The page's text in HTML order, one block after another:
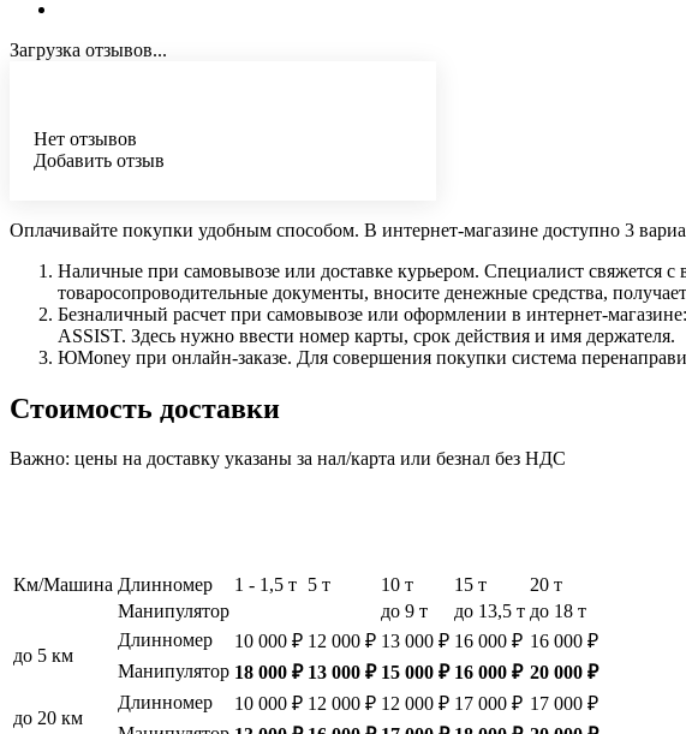
Загрузка отзывов...
Нет отзывов
Добавить отзыв
Оплачивайте покупки удобным способом. В интернет-магазине доступно 3
Наличные при самовывозе или доставке курьером. Специалист свяжется
товаросопроводительные документы, вносите денежные средства,
Безналичный расчет при самовывозе или оформлении в интернет-
ASSIST. Здесь нужно ввести номер карты, срок действия и имя держателя.
ЮMoney при онлайн-заказе. Для совершения покупки система
Стоимость доставки
Важно: цены на доставку указаны за нал/карта или безнал без НДС
Км/Машина Длинномер 1 - 1,5 т 5 т 10 т 15 т
20 т
Манипулятор
до 9 т до 13,5 т до 18 т
до 5 км
Длинномер 10 000 ₽ 12 000 ₽ 13 000 ₽ 16 000 ₽ 16 000 ₽
Манипулятор 18 000 ₽ 13 000 ₽ 15 000 ₽ 16 000 ₽ 20 000 ₽
до 20 км
Длинномер 10 000 ₽ 12 000 ₽ 12 000 ₽ 17 000 ₽ 17 000 ₽